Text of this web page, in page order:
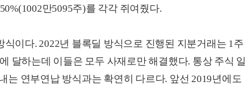
만5095주)를 각각 쥐여줬다.
이다. 2022년 블록딜 방식으로 진행된 지분거래는 1주
달하는데 이들은 모두 사재로만 해결했다. 통상 주식 일
는 연부연납 방식과는 확연히 다르다. 앞선 2019년에도